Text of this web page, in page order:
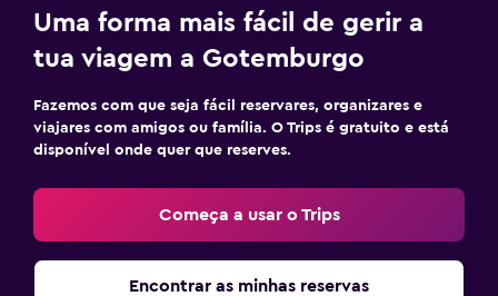
Uma forma mais fácil de gerir a
tua viagem a Gotemburgo
Fazemos com que seja fácil reservares, organizares e
viajares com amigos ou família. O Trips é gratuito e está
disponível onde quer que reserves.
Começa a usar o Trips
Encontrar as minhas reservas